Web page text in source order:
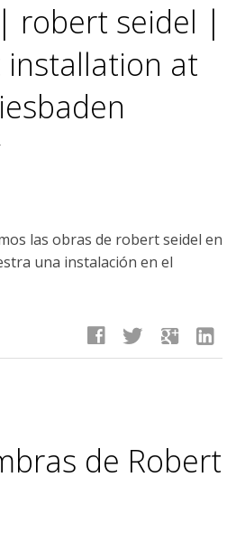
robert seidel |
at
las obras de robert seidel en
una instalación en el
facebook twitter google linkedin
de Robert